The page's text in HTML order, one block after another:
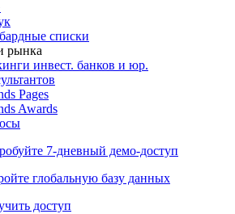
разделы
доходности
bid/ask
списки
рынка
инвест. банков и юр.
Pages
7-дневный